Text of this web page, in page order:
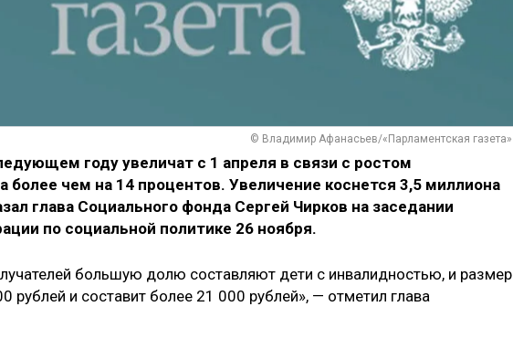
© Владимир Афанасьев/«Парламентская газета»
году увеличат с 1 апреля в связи с ростом
чем на 14 процентов. Увеличение коснется 3,5 миллиона
глава Социального фонда Сергей Чирков на заседании
по социальной политике 26 ноября.
большую долю составляют дети с инвалидностью, и размер
рублей и составит более 21 000 рублей», — отметил глава